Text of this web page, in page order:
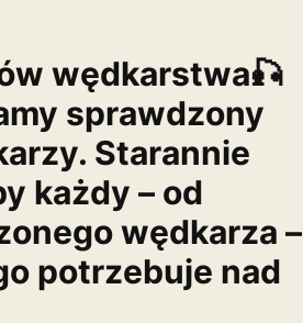
wędkarstwa🎣
sprawdzony
Starannie
każdy – od
wędkarza –
potrzebuje nad